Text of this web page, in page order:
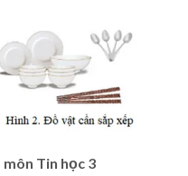
Tin học 3